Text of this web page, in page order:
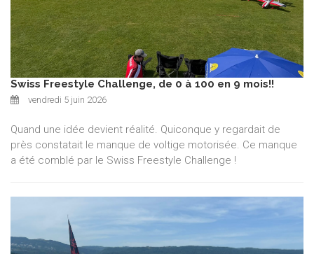
Swiss Freestyle Challenge, de 0 à 100 en 9 mois!!
vendredi 5 juin 2026
Quand une idée devient réalité. Quiconque y regardait de
près constatait le manque de voltige motorisée. Ce manque
a été comblé par le Swiss Freestyle Challenge !